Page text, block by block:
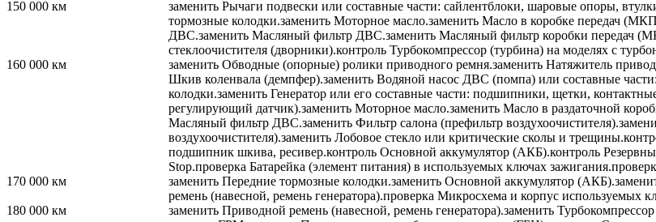
150 000 км заменить Рычаги подвески или составные части: сайлентблоки, шаровые опоры,
тормозные колодки.заменить Моторное масло.заменить Масло в коробке передач
ДВС.заменить Масляный фильтр ДВС.заменить Масляный фильтр коробки передач
стеклоочистителя (дворники).контроль Турбокомпрессор (турбина) на моделях с
160 000 км заменить Обводные (опорные) ролики приводного ремня.заменить Натяжитель
Шкив коленвала (демпфер).заменить Водяной насос ДВС (помпа) или составные
колодки.заменить Генератор или его составные части: подшипники, щетки,
регулирующий датчик).заменить Моторное масло.заменить Масло в раздаточной
Масляный фильтр ДВС.заменить Фильтр салона (префильтр воздухоочистителя).
воздухоочистителя).заменить Лобовое стекло или критические сколы и трещины.
подшипник шкива, ресивер.контроль Основной аккумулятор (АКБ).контроль
Stop.проверка Батарейка (элемент питания) в используемых ключах зажигания.
170 000 км заменить Передние тормозные колодки.заменить Основной аккумулятор (АКБ).
ремень (навесной, ремень генератора).проверка Микросхема и корпус используемых
180 000 км заменить Приводной ремень (навесной, ремень генератора).заменить